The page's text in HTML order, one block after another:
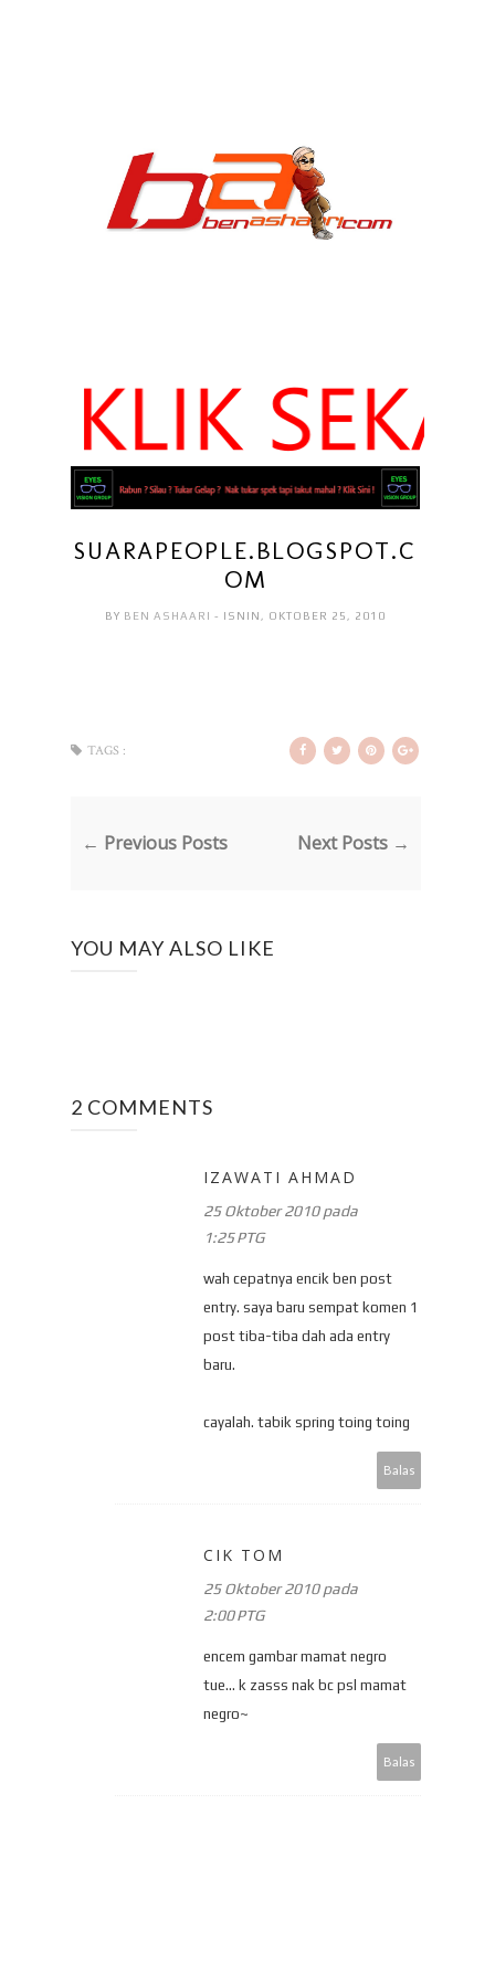
SUARAPEOPLE.BLOGSPOT.C
OM
BY BEN ASHAARI- ISNIN, OKTOBER 25, 2010
TAGS :
← Previous Posts Next Posts →
YOU MAY ALSO LIKE
2 COMMENTS
IZAWATI AHMAD
25 Oktober 2010 pada
1:25 PTG
wah cepatnya encik ben post
entry. saya baru sempat komen 1
post tiba-tiba dah ada entry
baru.
cayalah. tabik spring toing toing
Balas
CIK TOM
25 Oktober 2010 pada
2:00 PTG
encem gambar mamat negro
tue... k zasss nak bc psl mamat
negro~
Balas